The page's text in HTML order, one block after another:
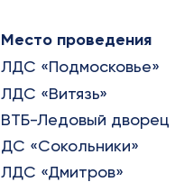
Место проведения
ЛДС «Подмосковье»
ЛДС «Витязь»
ВТБ-Ледовый дворец
ДС «Сокольники»
ЛДС «Дмитров»